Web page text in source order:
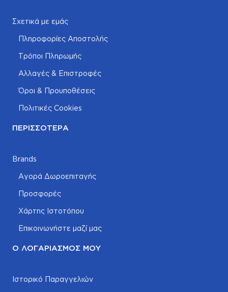
Σχετικά με εμάς
Πληροφορίες Αποστολής
Τρόποι Πληρωμής
Αλλαγές & Επιστροφές
Όροι & Προυποθέσεις
Πολιτικές Cookies
ΠΕΡΙΣΣΌΤΕΡΑ
Brands
Αγορά Δωροεπιταγής
Προσφορές
Χάρτης Ιστοτόπου
Επικοινωνήστε μαζί μας
Ο ΛΟΓΑΡΙΑΣΜΌΣ ΜΟΥ
Ιστορικό Παραγγελιών